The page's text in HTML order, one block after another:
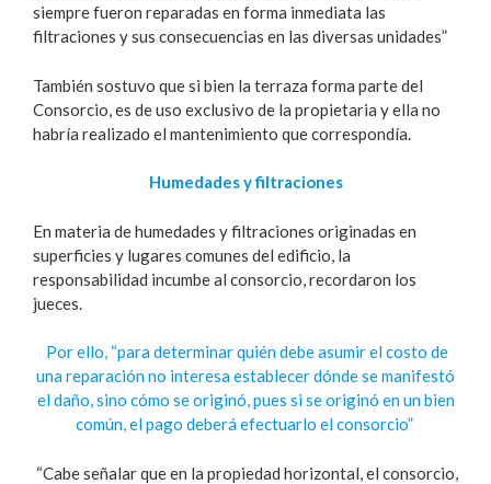
siempre fueron reparadas en forma inmediata las
filtraciones y sus consecuencias en las diversas unidades”
También sostuvo que si bien la terraza forma parte del
Consorcio, es de uso exclusivo de la propietaria y ella no
habría realizado el mantenimiento que correspondía.
Humedades y filtraciones
En materia de humedades y filtraciones originadas en
superficies y lugares comunes del edificio, la
responsabilidad incumbe al consorcio, recordaron los
jueces.
Por ello, “para determinar quién debe asumir el costo de
una reparación no interesa establecer dónde se manifestó
el daño, sino cómo se originó, pues si se originó en un bien
común, el pago deberá efectuarlo el consorcio”
“Cabe señalar que en la propiedad horizontal, el consorcio,